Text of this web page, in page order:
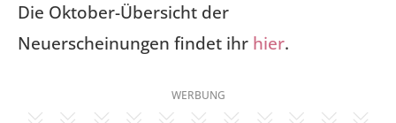
Die Oktober-Übersicht der
Neuerscheinungen findet ihr hier.
WERBUNG